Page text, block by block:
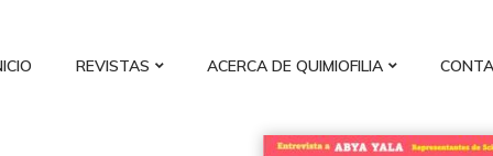
REVISTAS ACERCA DE QUIMIOFILIA